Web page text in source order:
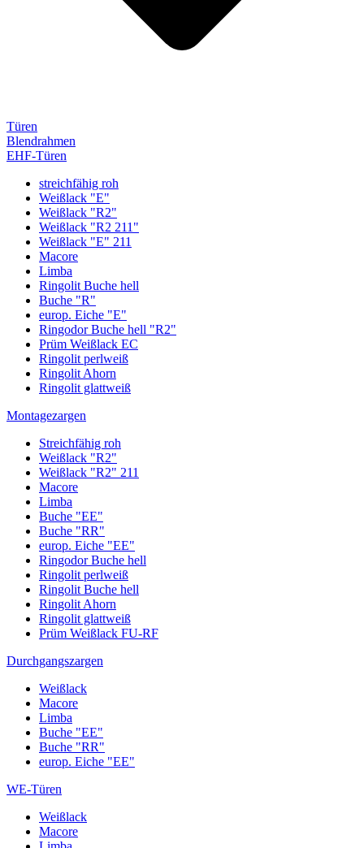
Türen
Blendrahmen
EHF-Türen
streichfähig roh
Weißlack "E"
Weißlack "R2"
Weißlack "R2 211"
Weißlack "E" 211
Macore
Limba
Ringolit Buche hell
Buche "R"
europ. Eiche "E"
Ringodor Buche hell "R2"
Prüm Weißlack EC
Ringolit perlweiß
Ringolit Ahorn
Ringolit glattweiß
Montagezargen
Streichfähig roh
Weißlack "R2"
Weißlack "R2" 211
Macore
Limba
Buche "EE"
Buche "RR"
europ. Eiche "EE"
Ringodor Buche hell
Ringolit perlweiß
Ringolit Buche hell
Ringolit Ahorn
Ringolit glattweiß
Prüm Weißlack FU-RF
Durchgangszargen
Weißlack
Macore
Limba
Buche "EE"
Buche "RR"
europ. Eiche "EE"
WE-Türen
Weißlack
Macore